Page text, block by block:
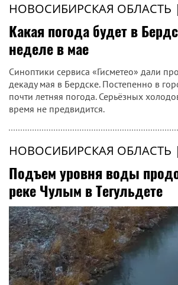
НОВОСИБИРСКАЯ ОБЛАСТЬ |
Какая погода будет в
неделе в мае
Синоптики сервиса «Гисметео» дали
декаду мая в Бердске. Постепенно в
почти летняя погода. Серьёзных
время не предвидится.
НОВОСИБИРСКАЯ ОБЛАСТЬ |
Подъем уровня воды
реке Чулым в Тегульдете